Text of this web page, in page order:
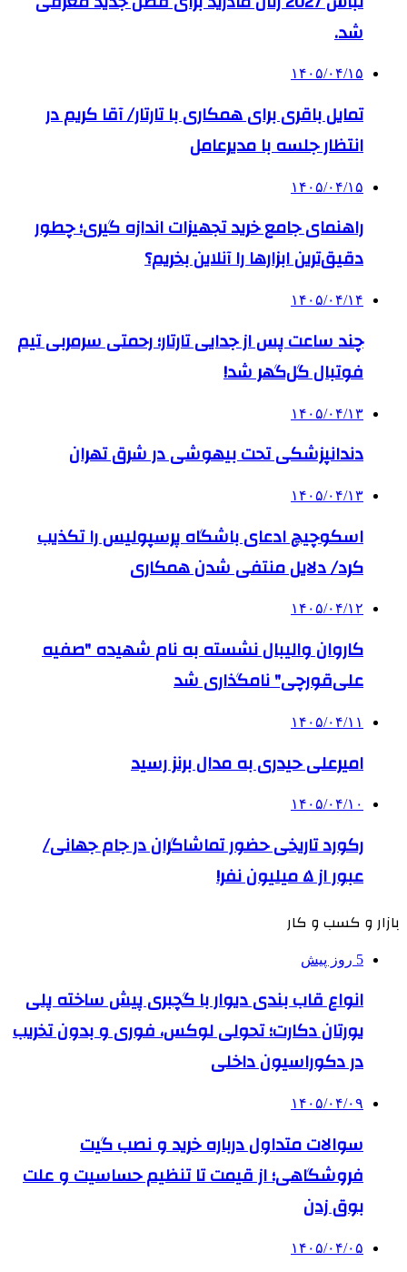
شد.
۱۴۰۵/۰۴/۱۵
تمایل باقری برای همکاری با تارتار/ آقا کریم در
انتظار جلسه با مدیرعامل
۱۴۰۵/۰۴/۱۵
راهنمای جامع خرید تجهیزات اندازه گیری؛ چطور
دقیق‌ترین ابزارها را آنلاین بخریم؟
۱۴۰۵/۰۴/۱۴
چند ساعت پس از جدایی تارتار؛ رحمتی سرمربی تیم
فوتبال گل‌گهر شد!
۱۴۰۵/۰۴/۱۳
دندانپزشکی تحت بیهوشی در شرق تهران
۱۴۰۵/۰۴/۱۳
اسکوچیچ ادعای باشگاه پرسپولیس را تکذیب
کرد/ دلایل منتفی شدن همکاری
۱۴۰۵/۰۴/۱۲
کاروان والیبال نشسته به نام شهیده "صفیه
علی‌قورچی" نامگذاری شد
۱۴۰۵/۰۴/۱۱
امیرعلی حیدری به مدال برنز رسید
۱۴۰۵/۰۴/۱۰
رکورد تاریخی حضور تماشاگران در جام جهانی/
عبور از ۵ میلیون نفر!
بازار و کسب و کار
5 روز پیش
انواع قاب بندی دیوار با گچبری پیش ساخته پلی
یورتان دکارت؛ تحولی لوکس، فوری و بدون تخریب
در دکوراسیون داخلی
۱۴۰۵/۰۴/۰۹
سوالات متداول درباره خرید و نصب گیت
فروشگاهی؛ از قیمت تا تنظیم حساسیت و علت
بوق زدن
۱۴۰۵/۰۴/۰۵